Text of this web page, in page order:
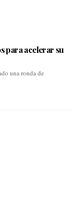
para acelerar su
una ronda de